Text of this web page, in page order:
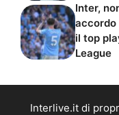
Inter,
accordo
il top
League
Interlive.it di